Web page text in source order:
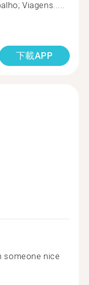
Viagens.....
下載APP
someone nice